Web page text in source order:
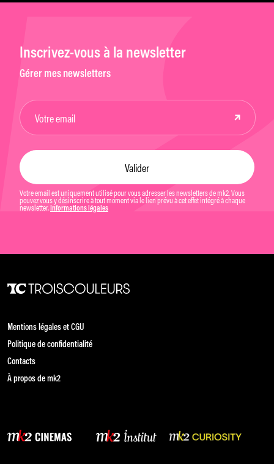
Inscrivez-vous à la newsletter
Gérer mes newsletters
Votre email est uniquement utilisé pour vous adresser les newsletters de mk2. Vous
pouvez vous y désinscrire à tout moment via le lien prévu à cet effet intégré à chaque
newsletter. Informations légales
Mentions légales et CGU
Politique de confidentialité
Contacts
À propos de mk2